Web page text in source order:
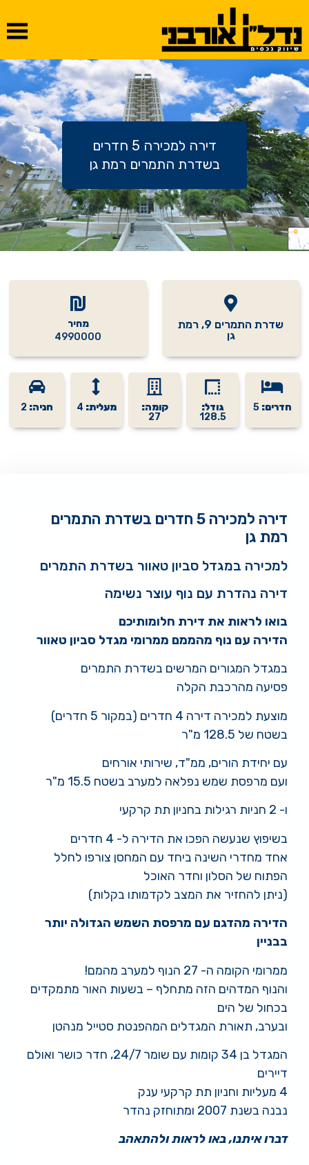
דירה למכירה 5 חדרים
בשדרת התמרים רמת גן
שדרת התמרים 9, רמת
גן
מחיר
4990000
חדרים:5
גודל:
128.5
קומה:
27
מעלית: 4 חניה:2
דירה למכירה 5 חדרים בשדרת התמרים
רמת גן
למכירה במגדל סביון טאוור בשדרת התמרים
דירה נהדרת עם נוף עוצר נשימה
בואו לראות את דירת חלומותיכם
הדירה עם נוף מהממם ממרומי מגדל סביון טאוור
במגדל המגורים המרשים בשדרת התמרים
פסיעה מהרכבת הקלה
מוצעת למכירה דירה 4 חדרים (במקור 5 חדרים)
בשטח של 128.5 מ"ר
עם יחידת הורים, ממ"ד, שירותי אורחים
ועם מרפסת שמש נפלאה למערב בשטח 15.5 מ"ר
ו- 2 חניות רגילות בחניון תת קרקעי
בשיפוץ שנעשה הפכו את הדירה ל- 4 חדרים
אחד מחדרי השינה ביחד עם המחסן צורפו לחלל
הפתוח של הסלון וחדר האוכל
(ניתן להחזיר את המצב לקדמותו בקלות)
הדירה מהדגם עם מרפסת השמש הגדולה יותר
בבניין
ממרומי הקומה ה- 27 הנוף למערב מהמם!
והנוף המדהים הזה מתחלף – בשעות האור מתמקדים
בכחול של הים
ובערב, תאורת המגדלים המהפנטת סטייל מנהטן
המגדל בן 34 קומות עם שומר 24/7, חדר כושר ואולם
דיירים
4 מעליות וחניון תת קרקעי ענק
נבנה בשנת 2007 ומתוחזק נהדר
דברו איתנו, באו לראות ולהתאהב